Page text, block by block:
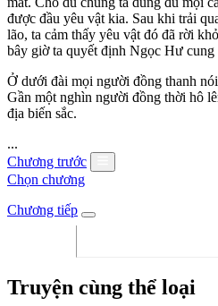
được đầu yêu vật kia. Sau khi trải
lão, ta cảm thấy yêu vật đó đã rời
bây giờ ta quyết định Ngọc Hư
Ở dưới đài mọi người đồng thanh
Gần một nghìn người đồng thời hô
địa biến sắc.
...
Chương trước
Chọn chương
Chương tiếp
Truyện cùng thể loại